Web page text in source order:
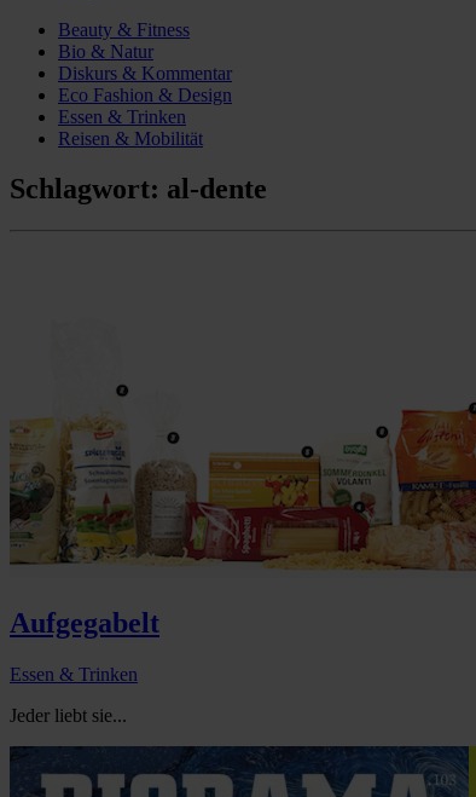
Beauty & Fitness
Bio & Natur
Diskurs & Kommentar
Eco Fashion & Design
Essen & Trinken
Reisen & Mobilität
Schlagwort: al-dente
Aufgegabelt
Essen & Trinken
Jeder liebt sie...